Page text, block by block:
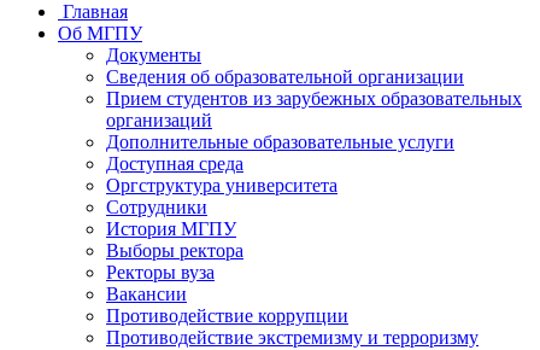
Главная
Об МГПУ
Документы
Сведения об образовательной организации
Прием студентов из зарубежных образовательных
организаций
Дополнительные образовательные услуги
Доступная среда
Оргструктура университета
Сотрудники
История МГПУ
Выборы ректора
Ректоры вуза
Вакансии
Противодействие коррупции
Противодействие экстремизму и терроризму